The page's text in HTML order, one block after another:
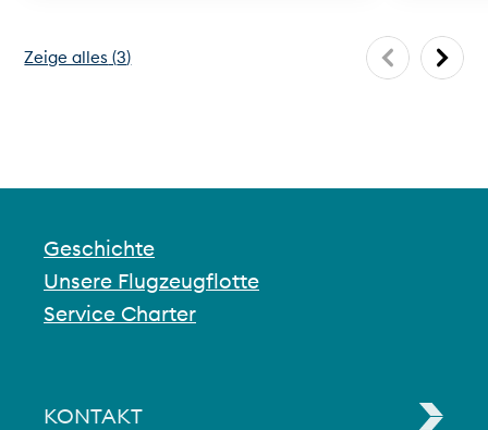
Zeige alles (3)
Geschichte
Unsere Flugzeugflotte
Service Charter
KONTAKT